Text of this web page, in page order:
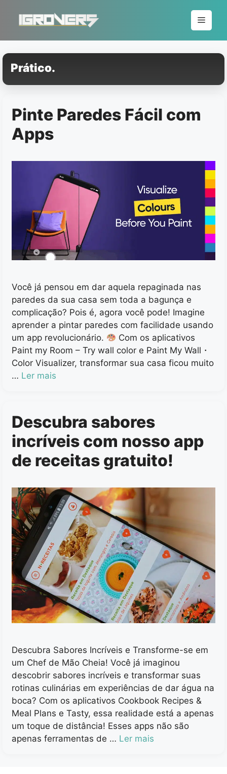
conteúdo
Menu
Prático.
Pinte Paredes Fácil com
Apps
Você já pensou em dar aquela repaginada nas
paredes da sua casa sem toda a bagunça e
complicação? Pois é, agora você pode! Imagine
aprender a pintar paredes com facilidade usando
um app revolucionário.
Com os aplicativos
Paint my Room – Try wall color e Paint My Wall・
Color Visualizer, transformar sua casa ficou muito
… Ler mais
Descubra sabores
incríveis com nosso app
de receitas gratuito!
Descubra Sabores Incríveis e Transforme-se em
um Chef de Mão Cheia! Você já imaginou
descobrir sabores incríveis e transformar suas
rotinas culinárias em experiências de dar água na
boca? Com os aplicativos Cookbook Recipes &
Meal Plans e Tasty, essa realidade está a apenas
um toque de distância! Esses apps não são
apenas ferramentas de … Ler mais